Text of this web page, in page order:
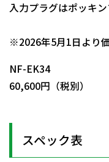
入力プラグはポッキン
※2026年5月1日より
NF-EK34
60,600円（税別）
スペック表